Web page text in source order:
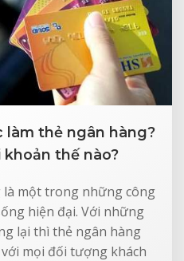
làm thẻ ngân hàng?
thế nào?
là một trong những công
hiện đại. Với những
lại thì thẻ ngân hàng
mọi đối tượng khách